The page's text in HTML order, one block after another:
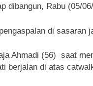
dibangun, Rabu (05/
di sasaran
Ahmadi (56) saat
berjalan di atas